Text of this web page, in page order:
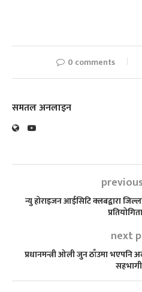
0 comments
समतल अनलाइन
न्यु होराइजन आईसिटि क्लबद्वारा
next
प्रधानमन्त्री ओली जुन ठाँउमा भएपनि